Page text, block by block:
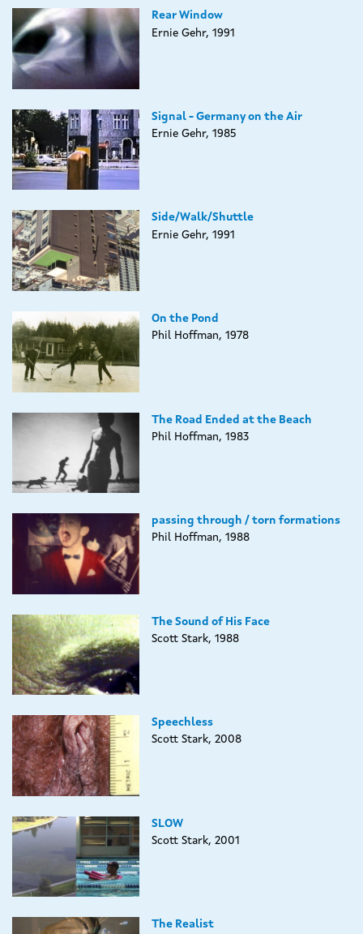
Rear Window
Ernie Gehr, 1991
Signal - Germany on the Air
Ernie Gehr, 1985
Side/Walk/Shuttle
Ernie Gehr, 1991
On the Pond
Phil Hoffman, 1978
The Road Ended at the Beach
Phil Hoffman, 1983
passing through / torn formations
Phil Hoffman, 1988
The Sound of His Face
Scott Stark, 1988
Speechless
Scott Stark, 2008
SLOW
Scott Stark, 2001
The Realist